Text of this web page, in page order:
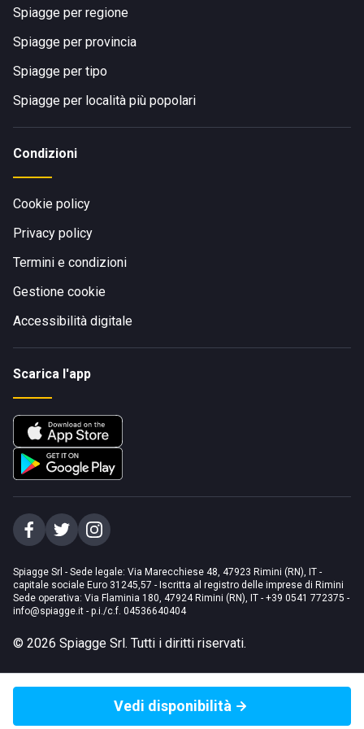
Spiagge per regione
Spiagge per provincia
Spiagge per tipo
Spiagge per località più popolari
Condizioni
Cookie policy
Privacy policy
Termini e condizioni
Gestione cookie
Accessibilità digitale
Scarica l'app
Spiagge Srl - Sede legale: Via Marecchiese 48, 47923 Rimini (RN), IT -
capitale sociale Euro 31245,57 - Iscritta al registro delle imprese di Rimini
Sede operativa: Via Flaminia 180, 47924 Rimini (RN), IT - +39 0541 772375 -
info@spiagge.it - p.i./c.f. 04536640404
© 2026 Spiagge Srl. Tutti i diritti riservati.
Vedi disponibilità